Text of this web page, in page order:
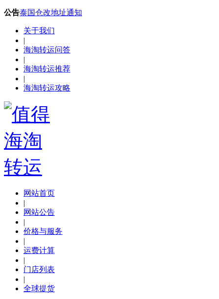
公告泰国仓改地址通知
关于我们
|
海淘转运问答
|
海淘转运推荐
|
海淘转运攻略
网站首页
|
网站公告
|
价格与服务
|
运费计算
|
门店列表
|
全球提货